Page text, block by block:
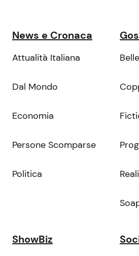
News e Cronaca
Attualità Italiana
Dal Mondo
Economia
Persone Scomparse
Politica
ShowBiz